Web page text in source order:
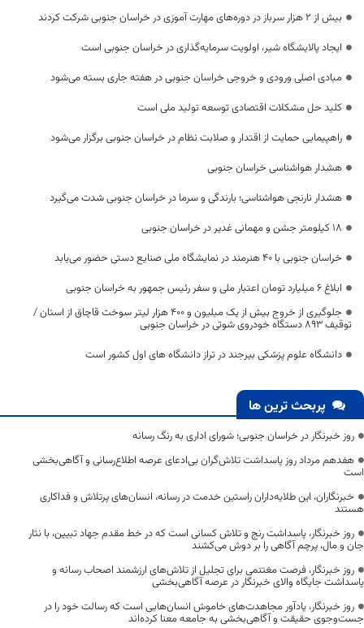
بیش از ۲ هزار سرباز در دوره‌های مهارت آموزی در خراسان جنوبی شرکت کردند
ایجاد پالایشگاه شیر، اولویت‌ سرمایه‌گذاری در خراسان جنوبی است
مبادی اصلی ورودی و خروجی خراسان جنوبی در هفته جاری بسته می‌شود
کلید حل مشکلات اقتصادی توسعه تولید ملی است
راهپیمایی حمایت از اقتدار و صلابت نظام در خراسان جنوبی برگزار می‌شود
هشدار هواشناسی خراسان جنوبی
هشدار نارنجی هواشناسی؛ بارندگی و سرما در خراسان جنوبی شدت می‌گیرد
۱۸ کیلومتر جشن و مهمانی غدیر در خراسان جنوبی
خراسان جنوبی با ۴۰ هنرمند در نمایشگاه ملی صنایع دستی حضور می‌یابد
ابلاغ ۶ میلیارد تومان اعتبار ملی و سفر رئیس جمهور به خراسان جنوبی
جلوگیری از خروج بیش از یک میلیون و 400 هزار لیتر سوخت قاچاق از استان /
توقیف 893 دستگاه خودروی شوتی در خراسان جنوبی
دانشگاه علوم پزشکی بیرجند در تراز دانشگاه های اول کشور است
پربحث ترین ها
روز خبرنگار در خراسان جنوبی؛ شورای اداری به رنگ رسانه
هفدهم مرداد روز پاسداشت تلاش‌گران بی‌ادعای عرصه اطلاع‌رسانی و آگاهی‌بخشی
است
خبرنگاران، این طلایه‌داران راستین خدمت در رسانه، انسان‌های پرتلاش و فداکاری
هستند
روز خبرنگار، پاسداشت رنج و تلاش کسانی است که در خط مقدم جهاد تبیین، با نثار
جان و مال، پرچم آگاهی را بر دوش می‌کشند
روز خبرنگار، فرصت مغتنمی برای تجلیل از تلاش‌های ارزشمند اصحاب رسانه و
پاسداشت جایگاه والای خبرنگار در عرصه آگاهی‌بخشی
روز خبرنگار، یادآور مجاهدت‌های خاموش انسان‌هایی است که رسالت خود را در
جست‌وجوی حقیقت و آگاهی‌بخشی به جامعه معنا کرده‌اند